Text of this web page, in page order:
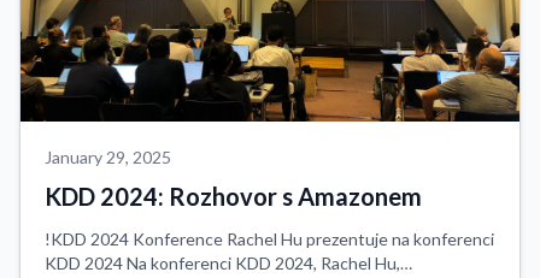
January 29, 2025
KDD 2024: Rozhovor s Amazonem
!KDD 2024 Konference Rachel Hu prezentuje na konferenci
KDD 2024 Na konferenci KDD 2024, Rachel Hu,